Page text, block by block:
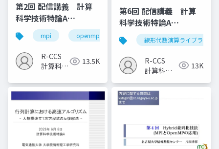
第2回 配信講義 計算
科学技術特論A
（2023）
mpi openmp 計算科学 高性能計算技術
R-CCS
計算科学
室
13.5K
第6回 配信講義 計算
科学技術特論A
（2023）線形代数演算ライブラリ
R-CCS
計算科学
室
13K